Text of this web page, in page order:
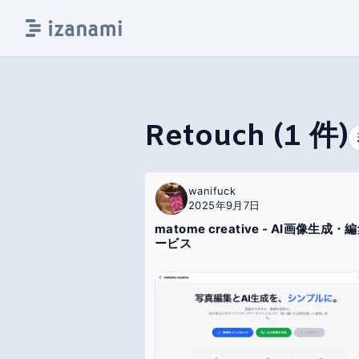
Retouch (1 件)
wanifuck
2025年9月7日
matome creative - AI画像生成・編
ービス